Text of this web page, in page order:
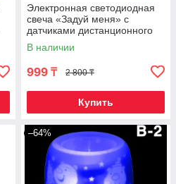
Электронная светодиодная
свеча «Задуй меня» с
датчиками дистанционного
включения (C2 Малыши)
В наличии
999 ₸ 2 800 ₸
Купить
–64%